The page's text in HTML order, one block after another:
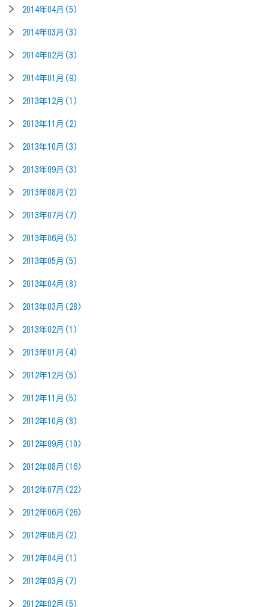
2014年04月(5)
2014年03月(3)
2014年02月(3)
2014年01月(9)
2013年12月(1)
2013年11月(2)
2013年10月(3)
2013年09月(3)
2013年08月(2)
2013年07月(7)
2013年06月(5)
2013年05月(5)
2013年04月(8)
2013年03月(28)
2013年02月(1)
2013年01月(4)
2012年12月(5)
2012年11月(5)
2012年10月(8)
2012年09月(10)
2012年08月(16)
2012年07月(22)
2012年06月(26)
2012年05月(2)
2012年04月(1)
2012年03月(7)
2012年02月(5)